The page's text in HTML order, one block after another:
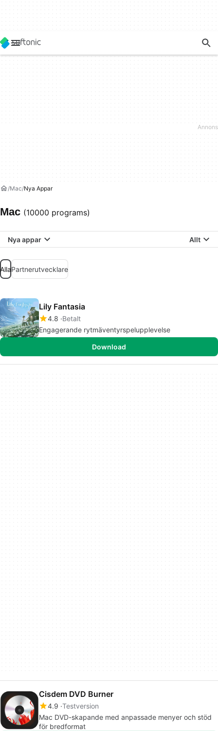
Mac Nya Appar
Mac (10000 programs)
Nya appar Allt
AllaPartnerutvecklare
Lily Fantasia
4.8 Betalt
Engagerande rytmäventyrspelupplevelse
Download
Cisdem DVD Burner
4.9 Testversion
Mac DVD-skapande med anpassade menyer och stöd
för bredformat